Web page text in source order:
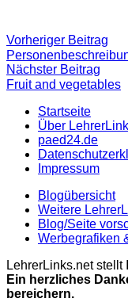
Vorheriger Beitrag
Nächster Beitrag
Fruit and vegetables
Startseite
Über
paed24.de
Impressum
Blogübersicht
Weitere
Blog/Seite
Werbegrafiken
LehrerLinks.net
Ein herzliches
bereichern.